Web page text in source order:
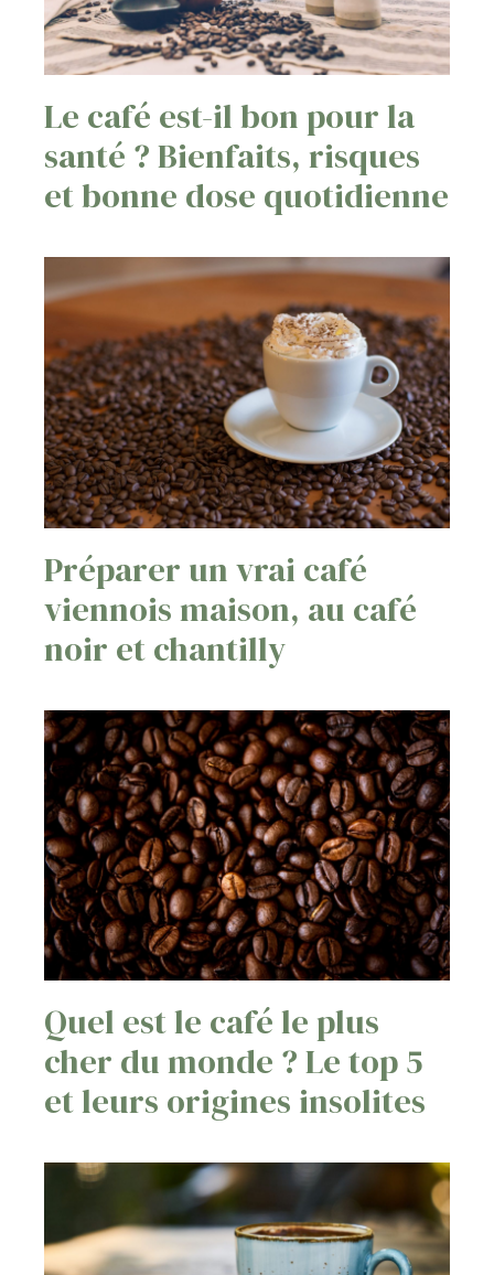
Le café est-il bon pour la
santé ? Bienfaits, risques
et bonne dose quotidienne
Préparer un vrai café
viennois maison, au café
noir et chantilly
Quel est le café le plus
cher du monde ? Le top 5
et leurs origines insolites